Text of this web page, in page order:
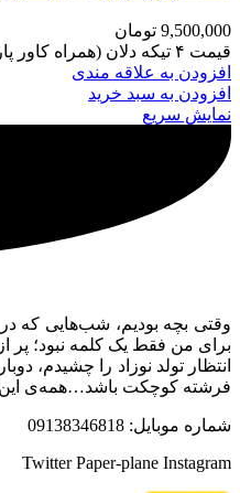
9,500,000 تومان
قیمت ۴ تیکه دلان (همراه کاور پارچه ایی) ست گاردار نوزاد دلان مناسب تا ۲ سالگی قابل استفاده هستش آغوشی مناسب تا ۶ ماهگی یکرو کتان نخ ترک و یکرو پیکه یونانی
افزودن به علاقه مندی
افزودن به سبد خرید
نمایش سریع
وقتی بچه بودیم، شب‌هایی که
برای من فقط یک کلمه نبود؛
انتظار تولد نوزاد را چشیدم،
فرشته کوچکت باشد…همه‌ی
شماره موبایل: 09138346818
Twitter Paper-plane Instagram